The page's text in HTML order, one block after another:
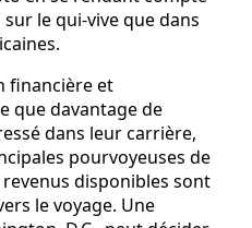
le qui-vive que dans
financière et
que davantage de
dans leur carrière,
pourvoyeuses de
disponibles sont
le voyage. Une